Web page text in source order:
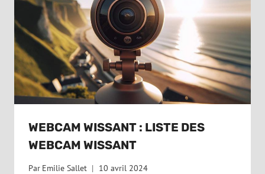
WEBCAM WISSANT : LISTE DES
WEBCAM WISSANT
Par Emilie Sallet 10 avril 2024